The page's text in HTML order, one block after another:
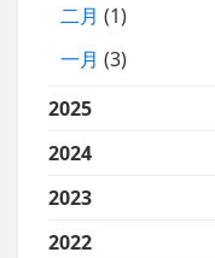
二月 (1)
一月 (3)
2025
2024
2023
2022